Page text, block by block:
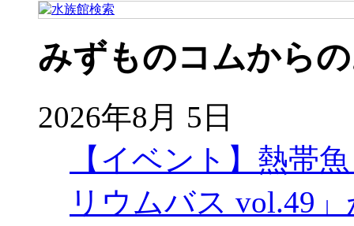
みずものコムから
2026年8月 5日
【イベント】熱帯
リウムバス vol.49